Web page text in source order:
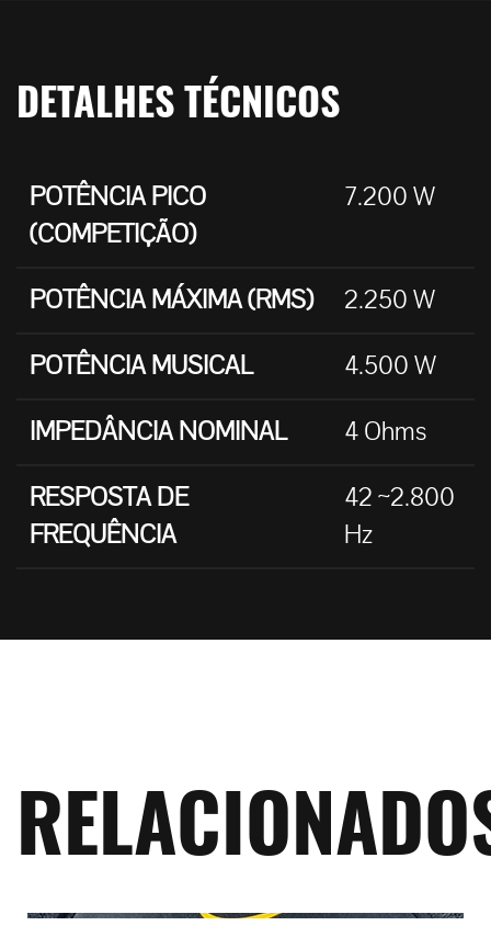
DETALHES TÉCNICOS
POTÊNCIA PICO
(COMPETIÇÃO)
7.200 W
POTÊNCIA MÁXIMA (RMS)
2.250 W
POTÊNCIA MUSICAL
4.500 W
IMPEDÂNCIA NOMINAL
4 Ohms
RESPOSTA DE
FREQUÊNCIA
42 ~2.800
Hz